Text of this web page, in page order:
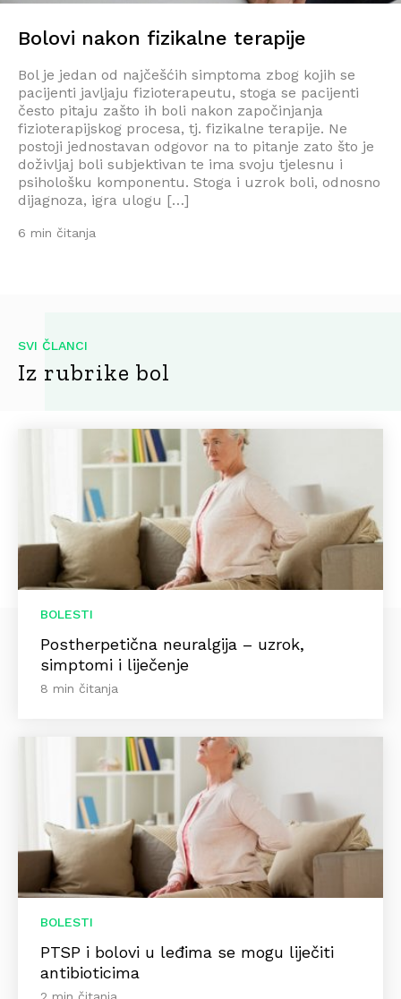
Bolovi nakon fizikalne terapije
Bol je jedan od najčešćih simptoma zbog kojih se
pacijenti javljaju fizioterapeutu, stoga se pacijenti
često pitaju zašto ih boli nakon započinjanja
fizioterapijskog procesa, tj. fizikalne terapije. Ne
postoji jednostavan odgovor na to pitanje zato što je
doživljaj boli subjektivan te ima svoju tjelesnu i
psihološku komponentu. Stoga i uzrok boli, odnosno
dijagnoza, igra ulogu […]
6 min čitanja
Iz rubrike bol
SVI ČLANCI
BOLESTI
Postherpetična neuralgija – uzrok,
simptomi i liječenje
8 min čitanja
BOLESTI
PTSP i bolovi u leđima se mogu liječiti
antibioticima
2 min čitanja